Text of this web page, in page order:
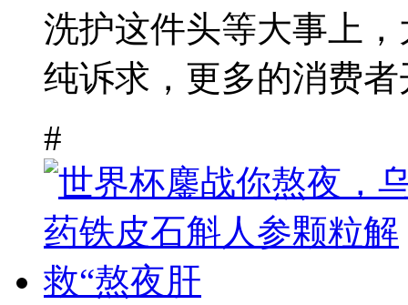
洗护这件头等大事上
纯诉求，更多的消费者
#